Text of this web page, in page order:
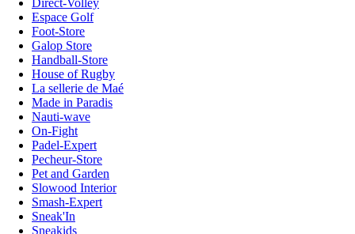
Direct-Volley
Espace Golf
Foot-Store
Galop Store
Handball-Store
House of Rugby
La sellerie de Maé
Made in Paradis
Nauti-wave
On-Fight
Padel-Expert
Pecheur-Store
Pet and Garden
Slowood Interior
Smash-Expert
Sneak'In
Sneakids